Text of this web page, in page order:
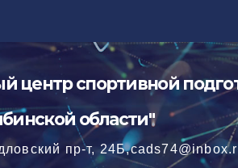
центр спортивной
области"
пр-т,